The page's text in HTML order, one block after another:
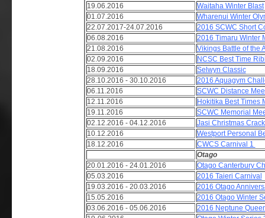
19.06.2016
Waitaha Winter Blast
01.07.2016
Wharenui Winter
22.07.2017-24.07.2016
2016 SCWC Short
06.08.2016
2016 Timaru Winter
21.08.2016
Vikings Battle of the
02.09.2016
NCSC Best Time
18.09.2016
Selwyn Classic
28.10.2016 - 30.10.2016
2016 Aquagym
06.11.2016
SCWC Distance
12.11.2016
Hokitika Best Times
19.11.2016
SCWC Memorial
02.12.2016 - 04.12.2016
Jasi Christmas
10.12.2016
Westport Personal
18.12.2016
CWCS Carnival 1
Otago
20.01.2016 - 24.01.2016
Otago Canterbury
05.03.2016
2016 Taieri Carnival
19.03.2016 - 20.03.2016
2016 Otago
15.05.2016
2016 Otago Winter
03.06.2016 - 05.06.2016
2016 Neptune